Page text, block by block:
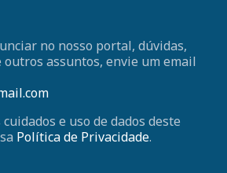
no nosso portal, dúvidas,
outros assuntos, envie um email
e uso de dados deste
Política de Privacidade.